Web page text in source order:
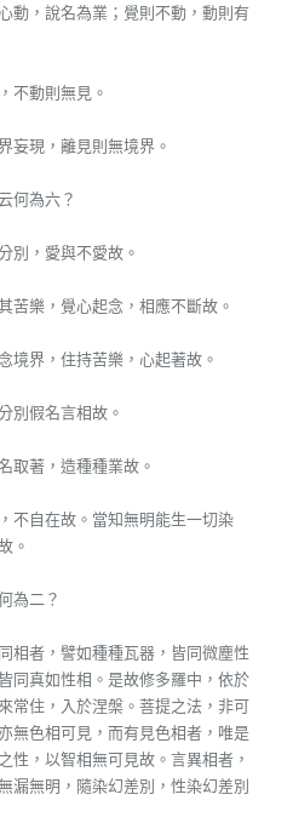
動，說名為業；覺則不動，動則有
不動則無見。
妄現，離見則無境界。
何為六？
別，愛與不愛故。
苦樂，覺心起念，相應不斷故。
境界，住持苦樂，心起著故。
別假名言相故。
取著，造種種業故。
不自在故。當知無明能生一切染
。
為二？
相者，譬如種種瓦器，皆同微塵性
同真如性相。是故修多羅中，依於
常住，入於涅槃。菩提之法，非可
無色相可見，而有見色相者，唯是
性，以智相無可見故。言異相者，
漏無明，隨染幻差別，性染幻差別